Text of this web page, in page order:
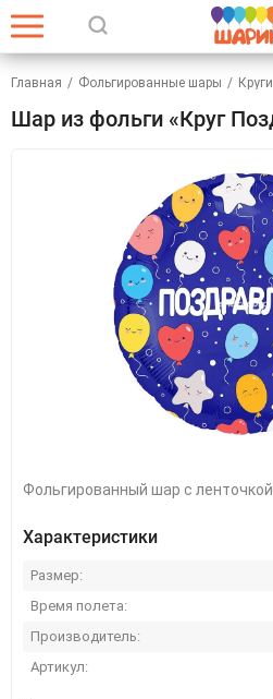
Главная / Фольгированные шары /
Шар из фольги «Круг
Фольгированный шар с
Характеристики
Размер:
Время полета:
Производитель:
Артикул: